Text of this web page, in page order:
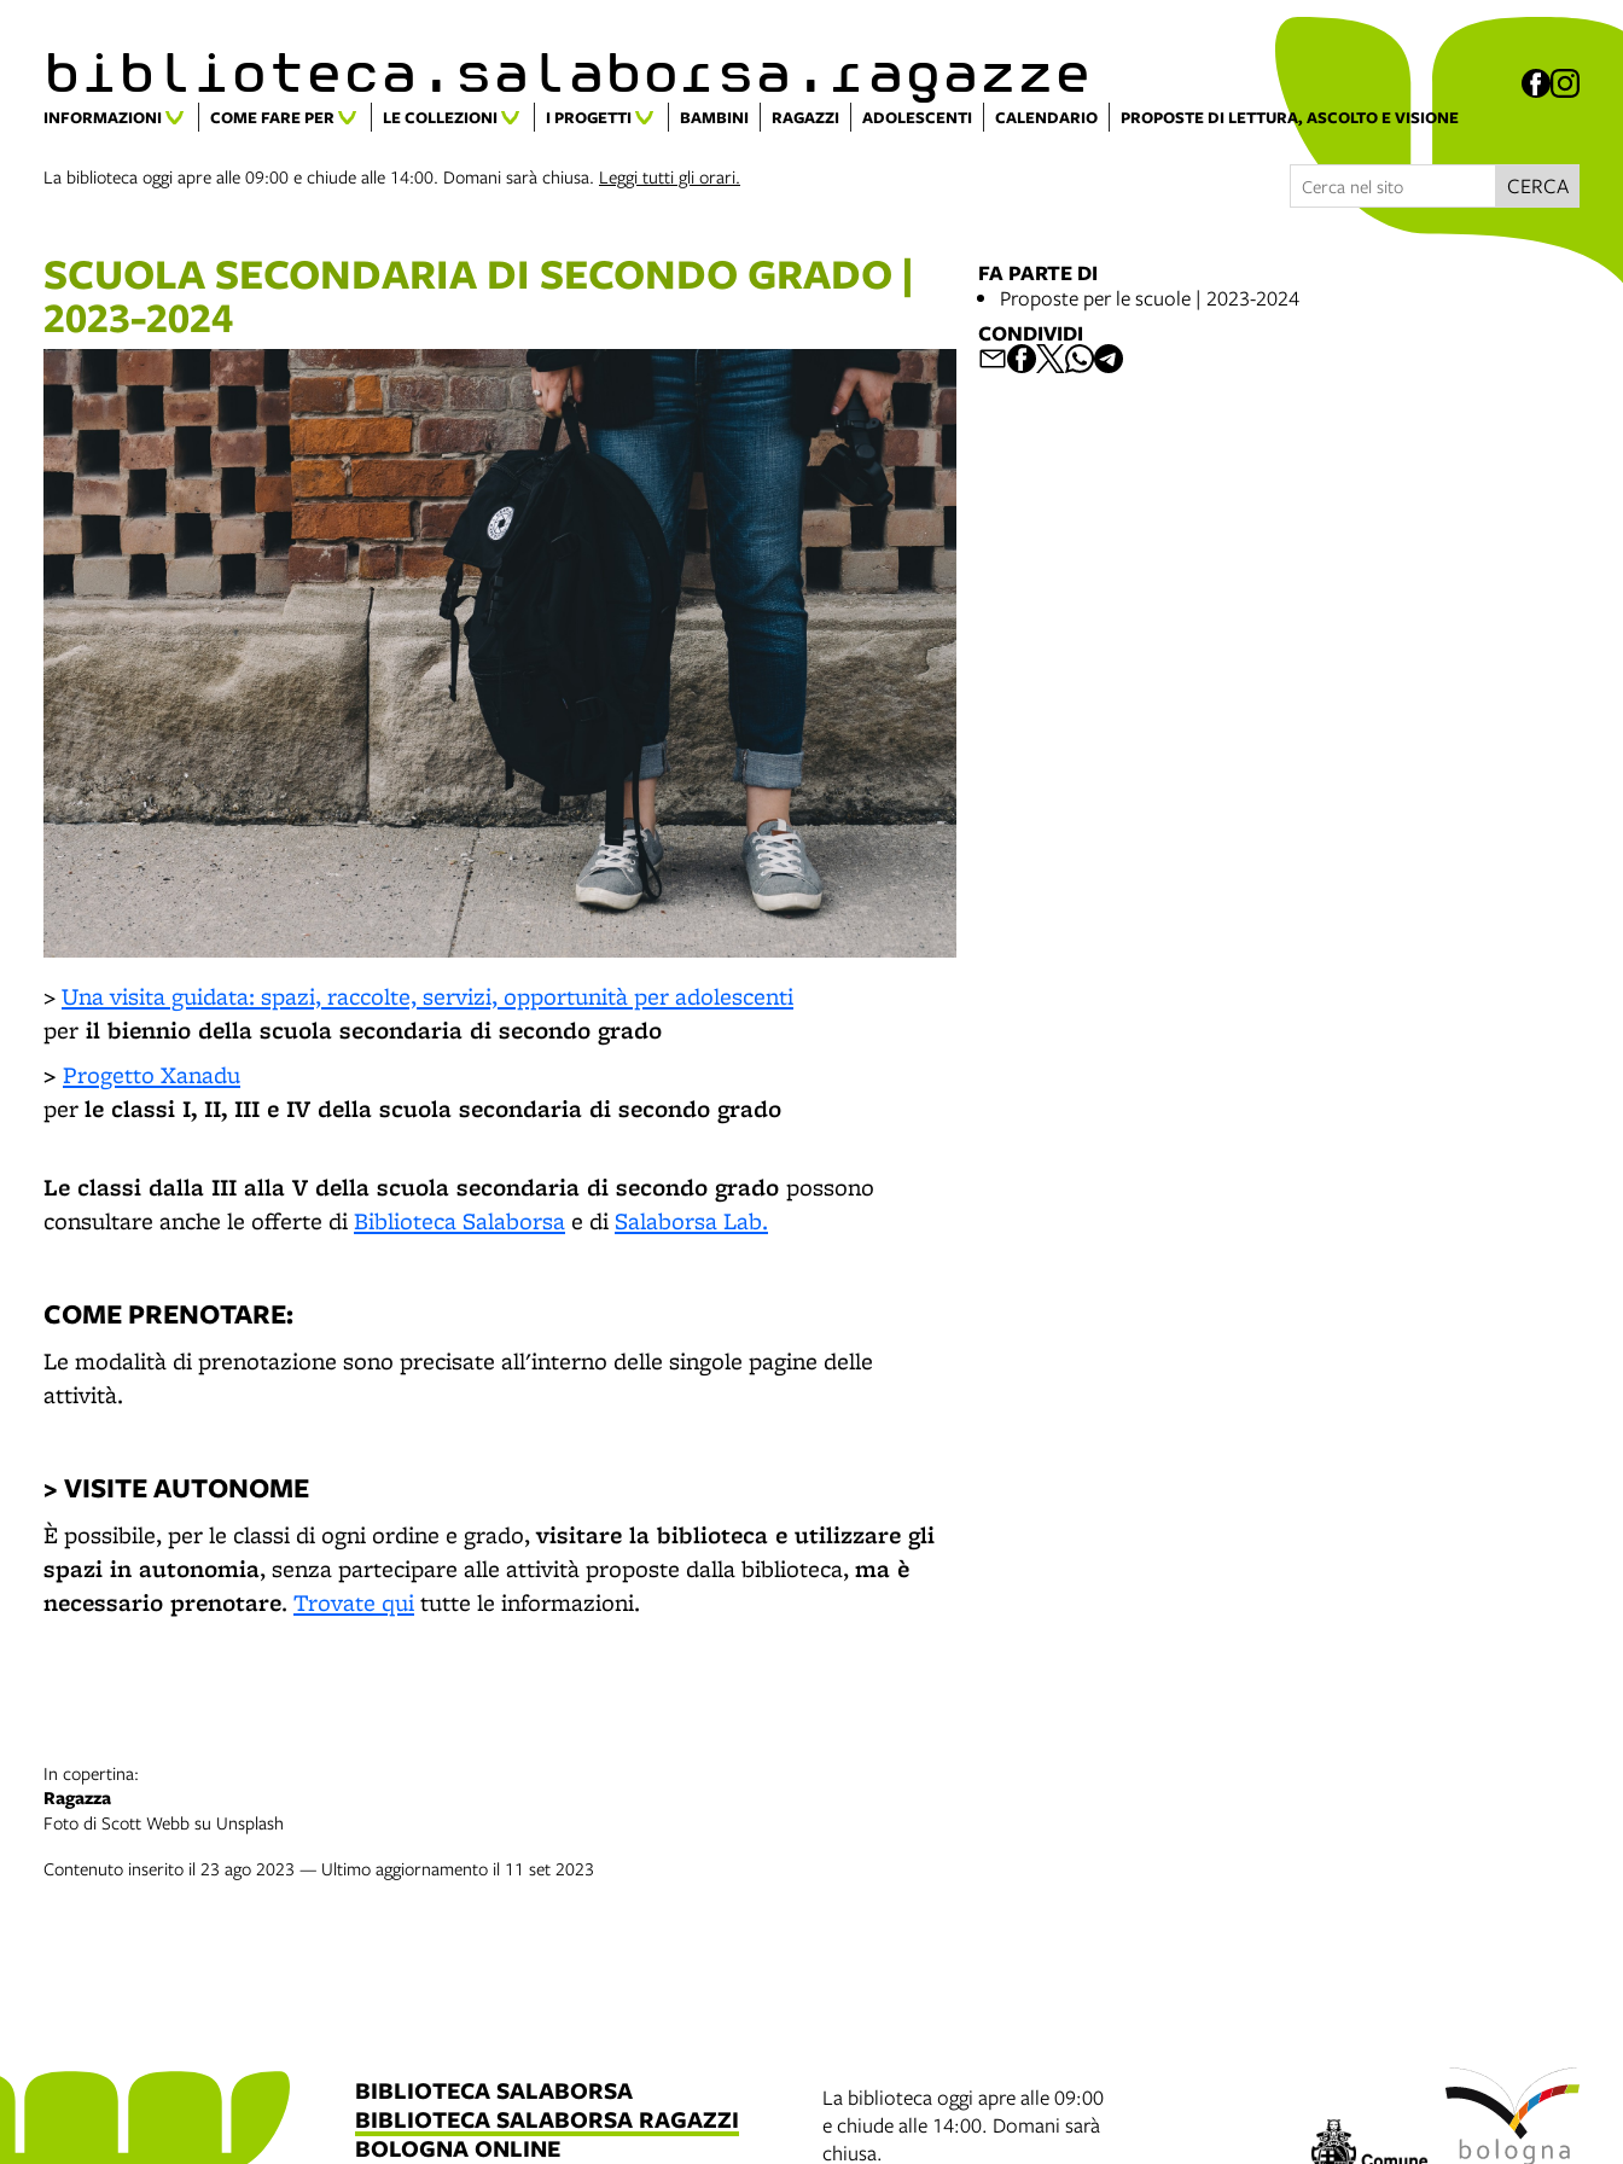
biblioteca.​salaborsa.ragazze
INFORMAZIONI COME FARE PER LE COLLEZIONI I PROGETTI BAMBINI RAGAZZI ADOLESCENTI CALENDARIO PROPOSTE DI LETTURA, ASCOLTO E VISIONE
La biblioteca oggi apre alle 09:00 e chiude alle 14:00. Domani sarà chiusa. Leggi tutti gli orari. CERCA
SCUOLA SECONDARIA DI SECONDO GRADO |
2023-2024
>Una visita guidata: spazi, raccolte, servizi, opportunità per adolescenti
per il biennio della scuola secondaria di secondo grado
> Progetto Xanadu
perle classi I, II, III e IV della scuola secondaria di secondo grado
Le classi dalla III alla V della scuola secondaria di secondo grado possono
consultare anche le offerte diBiblioteca Salaborsa e di Salaborsa Lab.
COME PRENOTARE:
Le modalità di prenotazione sono precisate all'interno delle singole pagine delle
attività.
>VISITE AUTONOME
È possibile, per le classi di ogni ordine e grado,visitare la biblioteca e utilizzare gli
spazi in autonomia, senza partecipare alle attività proposte dalla biblioteca,ma è
necessario prenotare. Trovate quitutte le informazioni.
FA PARTE DI
Proposte per le scuole | 2023-2024
CONDIVIDI
In copertina:
Ragazza
Foto di Scott Webb su Unsplash
Contenuto inserito il 23 ago 2023 — Ultimo aggiornamento il 11 set 2023
BIBLIOTECA SALABORSA
BIBLIOTECA SALABORSA RAGAZZI
BOLOGNA ONLINE
La biblioteca oggi apre alle 09:00
e chiude alle 14:00. Domani sarà
chiusa.